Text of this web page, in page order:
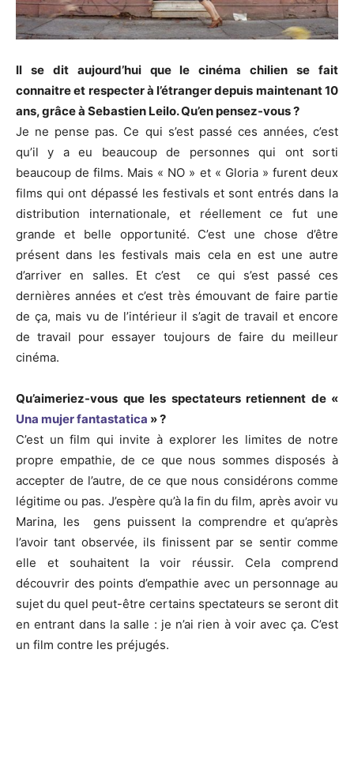
Il se dit aujourd’hui que le cinéma chilien se fait
connaitre et respecter à l’étranger depuis maintenant 10
ans, grâce à Sebastien Leilo. Qu’en pensez-vous ?
Je ne pense pas. Ce qui s’est passé ces années, c’est
qu’il y a eu beaucoup de personnes qui ont sorti
beaucoup de films. Mais « NO » et « Gloria » furent deux
films qui ont dépassé les festivals et sont entrés dans la
distribution internationale, et réellement ce fut une
grande et belle opportunité. C’est une chose d’être
présent dans les festivals mais cela en est une autre
d’arriver en salles. Et c’est ce qui s’est passé ces
dernières années et c’est très émouvant de faire partie
de ça, mais vu de l’intérieur il s’agit de travail et encore
de travail pour essayer toujours de faire du meilleur
cinéma.
Qu’aimeriez-vous que les spectateurs retiennent de «
Una mujer fantastatica » ?
C’est un film qui invite à explorer les limites de notre
propre empathie, de ce que nous sommes disposés à
accepter de l’autre, de ce que nous considérons comme
légitime ou pas. J’espère qu’à la fin du film, après avoir vu
Marina, les gens puissent la comprendre et qu’après
l’avoir tant observée, ils finissent par se sentir comme
elle et souhaitent la voir réussir. Cela comprend
découvrir des points d’empathie avec un personnage au
sujet du quel peut-être certains spectateurs se seront dit
en entrant dans la salle : je n’ai rien à voir avec ça. C’est
un film contre les préjugés.